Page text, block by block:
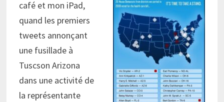
café et mon iPad,
quand les premiers
tweets annonçant
une fusillade à
Tuscson Arizona
dans une activité de
la représentante